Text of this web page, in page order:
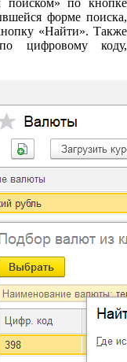
форме поиска,
«Найти». Также
цифровому коду,